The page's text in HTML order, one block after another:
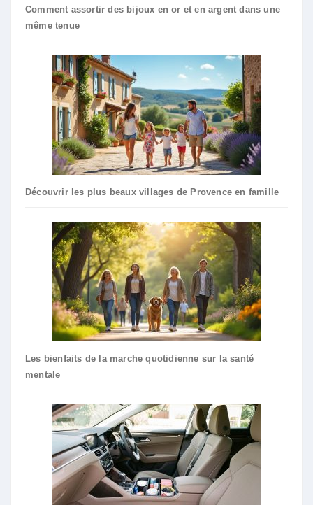
Comment assortir des bijoux en or et en argent dans une
même tenue
Découvrir les plus beaux villages de Provence en famille
Les bienfaits de la marche quotidienne sur la santé
mentale